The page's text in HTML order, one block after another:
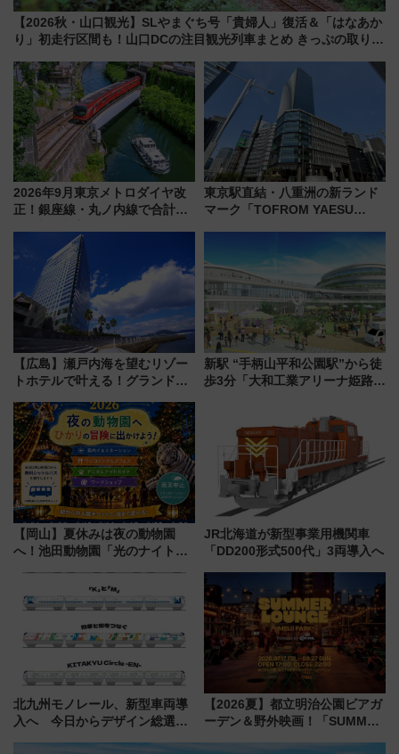
【2026秋・山口観光】SLやまぐち号「貴婦人」復活＆「はなあか
り」初走行区間も！山口DCの注目観光列車まとめ きっぷの取り方
2026年9月東京メトロダイヤ改
正！銀座線・丸ノ内線で合計
東京駅直結・八重洲の新ランド
マーク「TOFROM YAESU
ないバスターミナル直結でスキ
マ時間が充実
【広島】瀬戸内海を望むリゾー
トホテルで叶える！グランドプ
ディング＆カジュアルパーティ
ープラン
新駅 “手柄山平和公園駅”から徒
歩3分「大和工業アリーナ姫路」
大相撲巡業など 豪華イベントと
アクセス
【岡山】夏休みは夜の動物園
へ！池田動物園「光のナイトズ
JR北海道が新型事業用機関車
「DD200形式500代」3両導入へ
北九州モノレール、新型車両導
入へ 今日からデザイン総選挙
【2026夏】都立明治公園ビアガ
ーデン＆野外映画！「SUMMER